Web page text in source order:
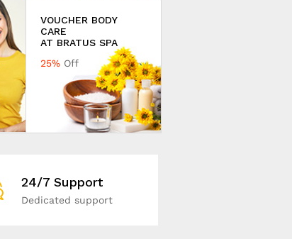
VOUCHER BODY
CARE
AT BRATUS SPA
25% Off
24/7 Support
Dedicated support